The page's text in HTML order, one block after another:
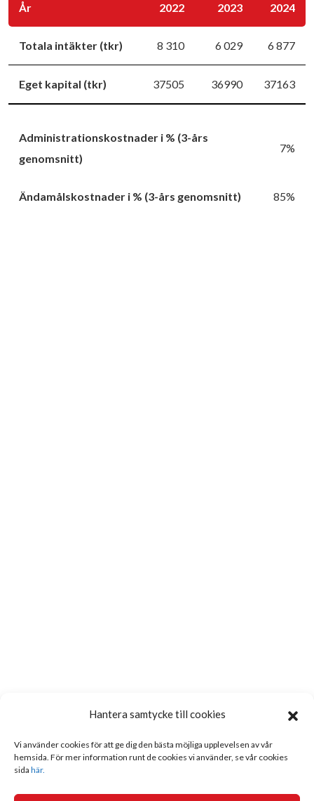
Hantera samtycke till cookies
Vi använder cookies för att ge dig den bästa möjliga upplevelsen av vår
hemsida. För mer information runt de cookies vi använder, se vår cookies
sida här.
År 2022 2023 2024
Totala intäkter (tkr) 8 310 6 029 6 877
Eget kapital (tkr) 37505 36990 37163
Administrationskostnader i % (3-års
genomsnitt)
7%
Ändamålskostnader i % (3-års genomsnitt) 85%